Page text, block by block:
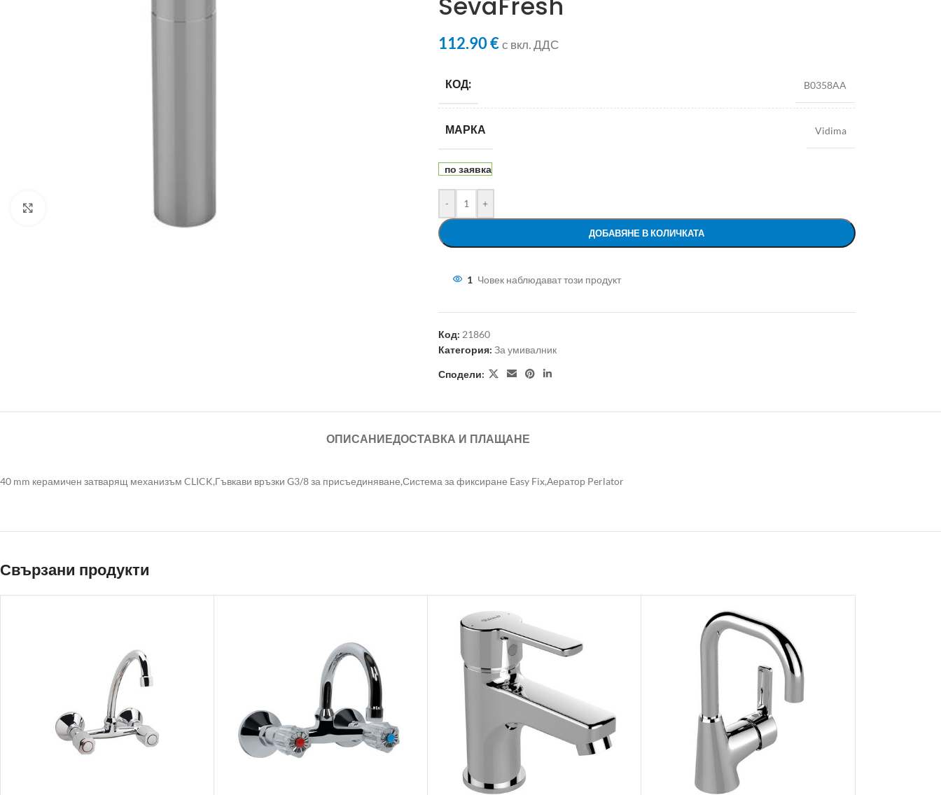
112.90€с вкл. ДДС
КОД: B0358AA
МАРКА Vidima
по заявка
- +
ДОБАВЯНЕ В КОЛИЧКАТА
1 Човек наблюдават този продукт
Код: 21860
Категория: За умивалник
Сподели:
ОПИСАНИЕДОСТАВКА И ПЛАЩАНЕ
40 mm керамичен затварящ механизъм CLICK,Гъвкави връзки G3/8 за присъединяване,Система за фиксиране Easy Fix,Аератор Perlator
Свързани продукти